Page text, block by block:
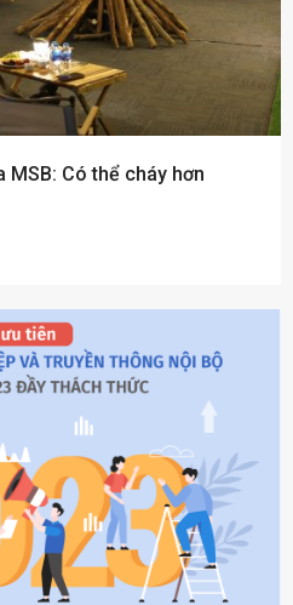
MSB: Có thể cháy hơn